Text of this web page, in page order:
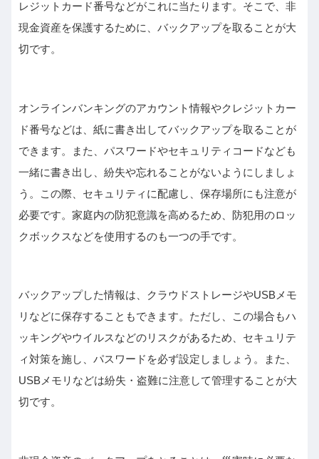
レジットカード番号などがこれに当たります。そこで、非
現金資産を保護するために、バックアップを取ることが大
切です。
オンラインバンキングのアカウント情報やクレジットカー
ド番号などは、紙に書き出してバックアップを取ることが
できます。また、パスワードやセキュリティコードなども
一緒に書き出し、紛失や忘れることがないようにしましょ
う。この際、セキュリティに配慮し、保存場所にも注意が
必要です。家庭内の防犯意識を高めるため、防犯用のロッ
クボックスなどを使用するのも一つの手です。
バックアップした情報は、クラウドストレージやUSBメモ
リなどに保存することもできます。ただし、この場合もハ
ッキングやウイルスなどのリスクがあるため、セキュリテ
ィ対策を施し、パスワードを必ず設定しましょう。また、
USBメモリなどは紛失・盗難に注意して管理することが大
切です。